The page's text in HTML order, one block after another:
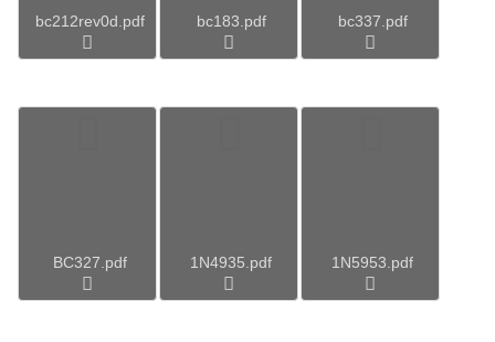
bc212rev0d.pdf bc183.pdf bc337.pdf
BC327.pdf 1N4935.pdf 1N5953.pdf